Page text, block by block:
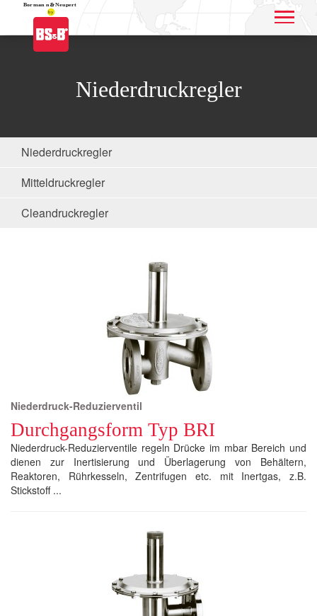
Application name
Niederdruckregler
Niederdruckregler
Mitteldruckregler
Cleandruckregler
Niederdruck-Reduzierventil
Durchgangsform Typ BRI
Niederdruck-Reduzierventile regeln Drücke im mbar Bereich und
dienen zur Inertisierung und Überlagerung von Behältern,
Reaktoren, Rührkesseln, Zentrifugen etc. mit Inertgas, z.B.
Stickstoff ...